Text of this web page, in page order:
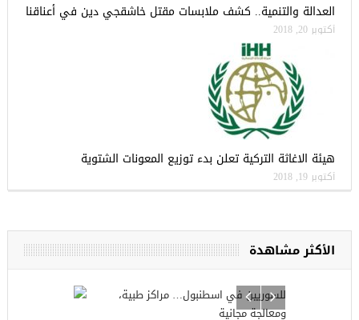
العدالة والتنمية.. كشف ملابسات مقتل خاشقجي دين في أعناقنا
أكتوبر 20, 2018
هيئة الاغاثة التركية تعلن بدء توزيع المعونات الشتوية
أكتوبر 19, 2018
الأكثر مشاهدة